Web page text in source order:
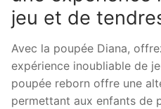
jeu et de
Avec la poupée Diana,
expérience inoubliable de
poupée reborn offre une
permettant aux enfants de